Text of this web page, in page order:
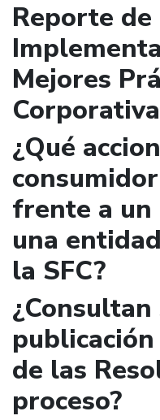
Reporte de
Mejores
¿Qué
frente a un
una
la SFC?
de las
proceso?